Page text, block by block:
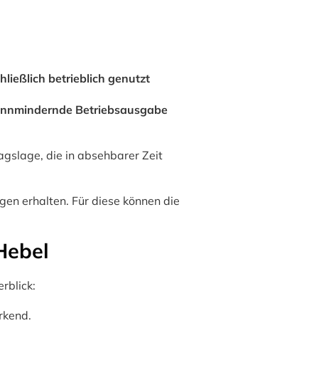
betrieblich genutzt
Betriebsausgabe
die in absehbarer Zeit
erhalten. Für diese können die